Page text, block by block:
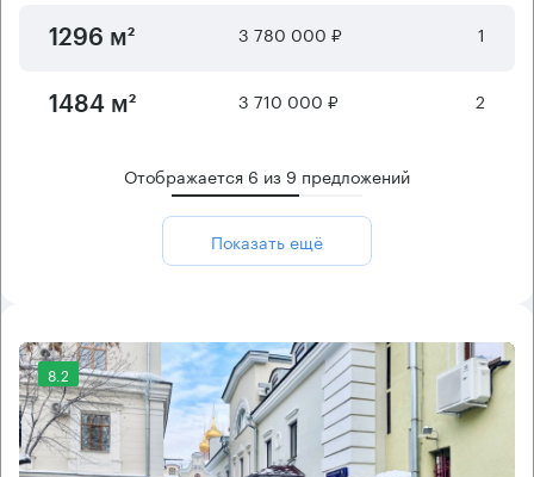
1296 м² 3 780 000 ₽ 1
1484 м² 3 710 000 ₽ 2
Отображается 6 из 9 предложений
Показать ещё
8.2